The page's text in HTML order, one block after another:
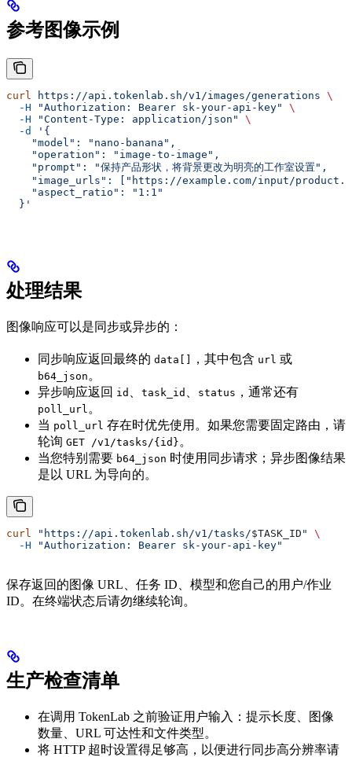
参考图像示例
curl https://api.tokenlab.sh/v1/images/generations \
  -H
"Authorization: Bearer sk-your-api-key"
\
  -H
"Content-Type: application/json"
\
  -d
'{
    "model": "nano-banana",
    "operation": "image-to-image",
    "prompt": "保持产品形状，将背景更改为明亮的工作室设置",
"image_urls": ["https://example.com/input/
    "aspect_ratio": "1:1"
  }'
处理结果
图像响应可以是同步或异步的：
同步响应返回最终的 data[] ，其中包含 url 或
b64_json 。
异步响应返回 id task_id status ，通常还有
poll_url 。
当 poll_url 存在时优先使用。如果您需要固定路由，请
轮询 GET /v1/tasks/{id} 。
当您特别需要 b64_json 时使用同步请求；异步图像结果
是以 URL 为导向的。
curl "https://api.tokenlab.sh/v1/tasks/$TASK_ID "
\
  -H
"Authorization: Bearer sk-your-api-key"
保存返回的图像 URL、任务 ID、模型和您自己的用户/作业
ID。在终端状态后请勿继续轮询。
生产检查清单
在调用 TokenLab 之前验证用户输入：提示长度、图像
数量、URL 可达性和文件类型。
将 HTTP 超时设置得足够高，以便进行同步高分辨率请